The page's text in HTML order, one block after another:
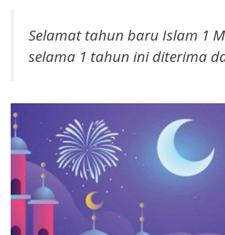
Selamat tahun baru Islam 1
selama 1 tahun ini diterima